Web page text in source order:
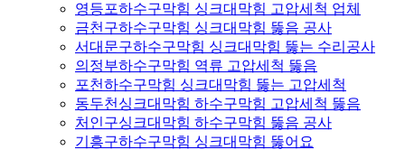
영등포하수구막힘 싱크대막힘 고압세척 업체
금천구하수구막힘 싱크대막힘 뚫음 공사
서대문구하수구막힘 싱크대막힘 뚫는 수리공사
의정부하수구막힘 역류 고압세척 뚫음
포천하수구막힘 싱크대막힘 뚫는 고압세척
동두천싱크대막힘 하수구막힘 고압세척 뚫음
처인구싱크대막힘 하수구막힘 뚫음 공사
기흥구하수구막힘 싱크대막힘 뚫어요